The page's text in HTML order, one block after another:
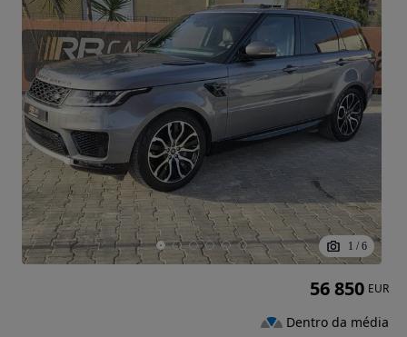
1 / 6
56 850 EUR
Dentro da média